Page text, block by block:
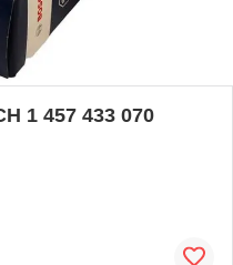
1 457 433 070